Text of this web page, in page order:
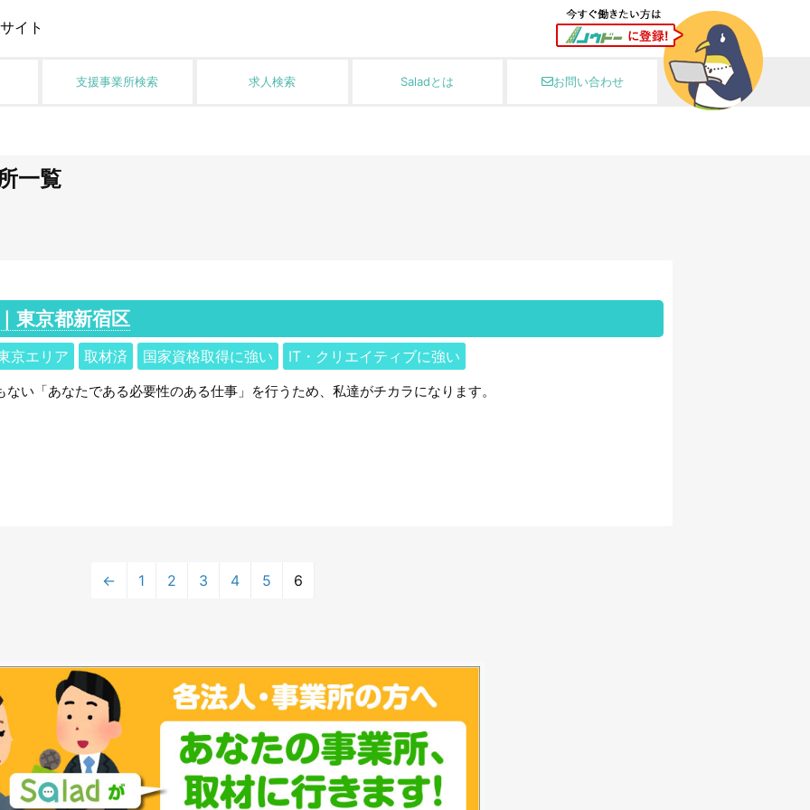
サイト
支援事業所検索 求人検索 Saladとは お問い合わせ
一覧
東京都新宿区
京エリア 取材済 国家資格取得に強い IT・クリエイティブに強い
ない「あなたである必要性のある仕事」を行うため、私達がチカラになります。
← 1 2 3 4 5 6